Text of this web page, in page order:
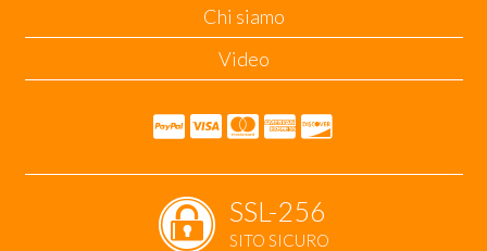
Chi siamo
Video
SSL-256
SITO SICURO